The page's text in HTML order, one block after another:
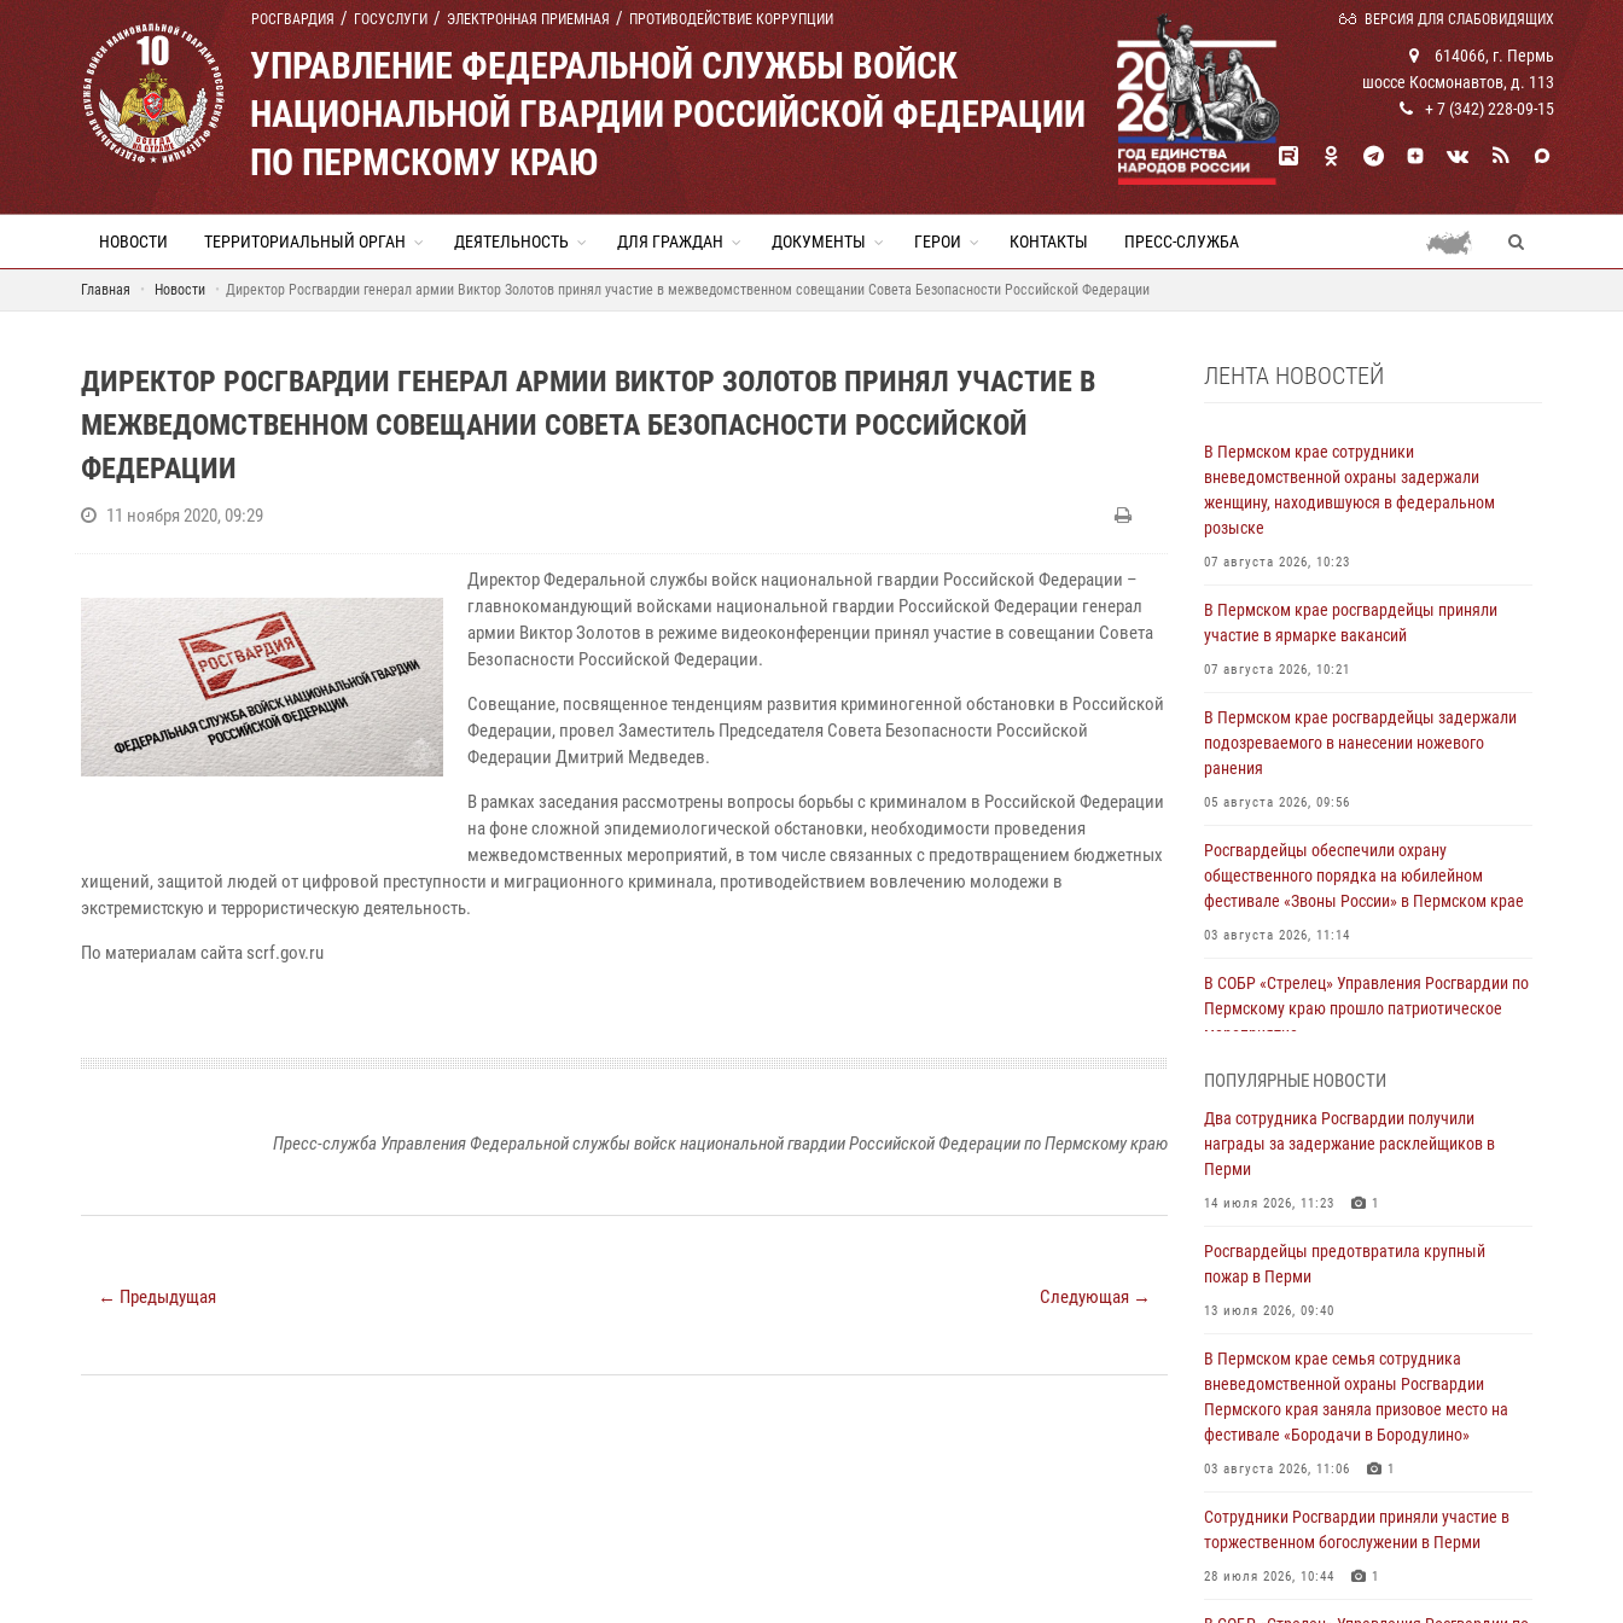
РОСГВАРДИЯ ГОСУСЛУГИ ЭЛЕКТРОННАЯ ПРИЕМНАЯ ПРОТИВОДЕЙСТВИЕ КОРРУПЦИИ ВЕРСИЯ ДЛЯ СЛАБОВИДЯЩИХ
УПРАВЛЕНИЕ ФЕДЕРАЛЬНОЙ СЛУЖБЫ ВОЙСК
НАЦИОНАЛЬНОЙ ГВАРДИИ РОССИЙСКОЙ ФЕДЕРАЦИИ
ПО ПЕРМСКОМУ КРАЮ
614066, г. Пермь
шоссе Космонавтов, д. 113
+ 7 (342) 228-09-15
НОВОСТИ ТЕРРИТОРИАЛЬНЫЙ ОРГАН ДЕЯТЕЛЬНОСТЬ ДЛЯ ГРАЖДАН ДОКУМЕНТЫ ГЕРОИ КОНТАКТЫ ПРЕСС-СЛУЖБА
Главная Новости Директор Росгвардии генерал армии Виктор Золотов принял участие в межведомственном совещании Совета Безопасности Российской Федерации
ДИРЕКТОР РОСГВАРДИИ ГЕНЕРАЛ АРМИИ ВИКТОР ЗОЛОТОВ ПРИНЯЛ УЧАСТИЕ В
МЕЖВЕДОМСТВЕННОМ СОВЕЩАНИИ СОВЕТА БЕЗОПАСНОСТИ РОССИЙСКОЙ
ФЕДЕРАЦИИ
11 ноября 2020, 09:29
Директор Федеральной службы войск национальной гвардии Российской Федерации –
главнокомандующий войсками национальной гвардии Российской Федерации генерал
армии Виктор Золотов в режиме видеоконференции принял участие в совещании Совета
Безопасности Российской Федерации.
Совещание, посвященное тенденциям развития криминогенной обстановки в Российской
Федерации, провел Заместитель Председателя Совета Безопасности Российской
Федерации Дмитрий Медведев.
В рамках заседания рассмотрены вопросы борьбы с криминалом в Российской Федерации
на фоне сложной эпидемиологической обстановки, необходимости проведения
межведомственных мероприятий, в том числе связанных с предотвращением бюджетных
хищений, защитой людей от цифровой преступности и миграционного криминала, противодействием вовлечению молодежи в
экстремистскую и террористическую деятельность.
По материалам сайта scrf.gov.ru
Пресс-служба Управления Федеральной службы войск национальной гвардии Российской Федерации по Пермскому краю
← Предыдущая Следующая →
ЛЕНТА НОВОСТЕЙ
В Пермском крае сотрудники
вневедомственной охраны задержали
женщину, находившуюся в федеральном
розыске
07 августа 2026, 10:23
В Пермском крае росгвардейцы приняли
участие в ярмарке вакансий
07 августа 2026, 10:21
В Пермском крае росгвардейцы задержали
подозреваемого в нанесении ножевого
ранения
05 августа 2026, 09:56
Росгвардейцы обеспечили охрану
общественного порядка на юбилейном
фестивале «Звоны России» в Пермском крае
03 августа 2026, 11:14
В СОБР «Стрелец» Управления Росгвардии по
Пермскому краю прошло патриотическое
мероприятие
В Пермском крае семья сотрудника
вневедомственной охраны Росгвардии
Пермского края заняла призовое место на
фестивале «Бородачи в Бородулино»
В Пермском крае росгвардейцы провели
Росгвардеец спас тонущую женщину в
Пермском крае
30 июля 2026, 05:19
торжественном богослужении в Перми
28 июля 2026, 10:44 1
ПОПУЛЯРНЫЕ НОВОСТИ
Два сотрудника Росгвардии получили
награды за задержание расклейщиков в
Перми
14 июля 2026, 11:23 1
Росгвардейцы предотвратила крупный
пожар в Перми
13 июля 2026, 09:40
В Пермском крае семья сотрудника
вневедомственной охраны Росгвардии
Пермского края заняла призовое место на
фестивале «Бородачи в Бородулино»
03 августа 2026, 11:06 1
Сотрудники Росгвардии приняли участие в
торжественном богослужении в Перми
28 июля 2026, 10:44 1